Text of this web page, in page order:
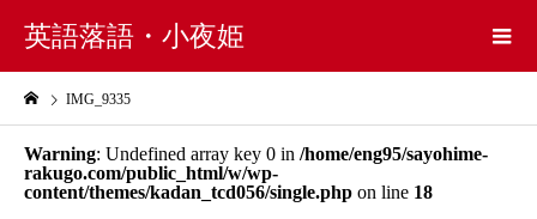
英語落語・小夜姫
IMG_9335
Warning: Undefined array key 0 in /home/eng95/sayohime-
rakugo.com/public_html/w/wp-
content/themes/kadan_tcd056/single.php on line 18